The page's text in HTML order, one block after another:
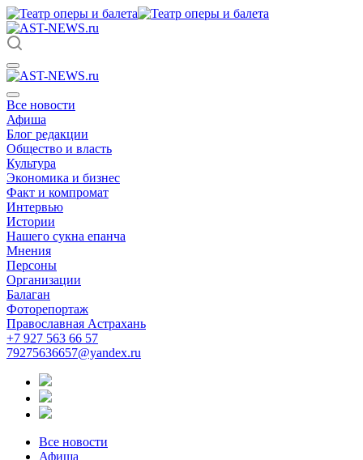
Все новости
Афиша
Блог редакции
Общество и власть
Культура
Экономика и бизнес
Факт и компромат
Интервью
Истории
Нашего сукна епанча
Мнения
Персоны
Организации
Балаган
Фоторепортаж
Православная Астрахань
+7 927 563 66 57
79275636657@yandex.ru
Все новости
Афиша